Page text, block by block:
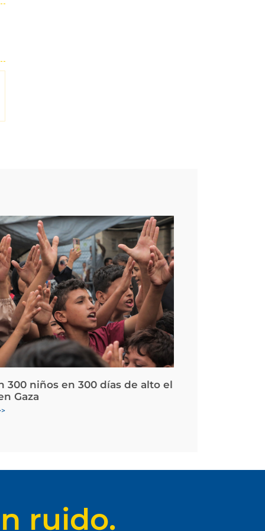
300 niños en 300 días de alto el
Gaza
ruido.